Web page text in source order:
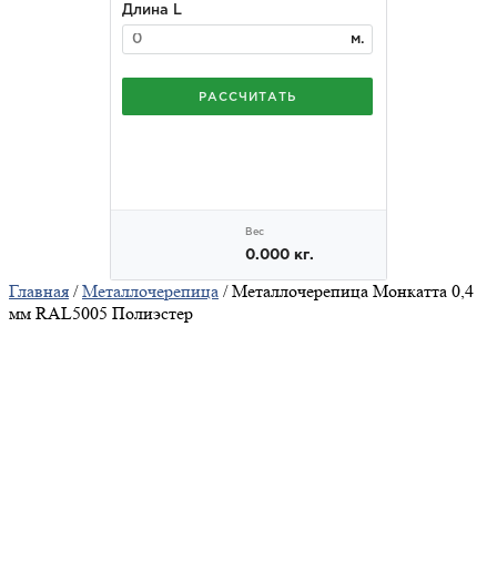
Главная /Металлочерепица / Металлочерепица Монкатта 0,4
мм RAL5005 Полиэстер